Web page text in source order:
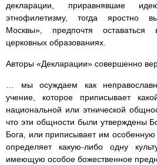
декларации, приравнявшие
этнофилетизму, тогда яростно
Москвы», предпочтя
церковных образованиях.
Авторы «Декларации» совершенно
… мы осуждаем как
учение, которое приписывает
национальной или этнической
что эти общности были утверждены
Бога, или приписывает им особенную
определяет какую-либо одну
имеющую особое божественное